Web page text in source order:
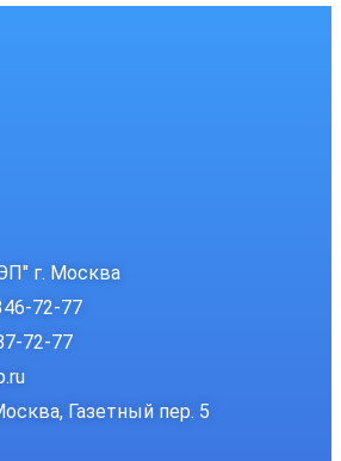
г. Москва
72-77
72-77
Газетный пер. 5